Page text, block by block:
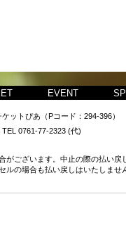
EVENT
ットぴあ（Pコード：294-396）
0761-77-2323 (代)
ございます。中止の際の払い戻
の場合も払い戻しはいたしませ